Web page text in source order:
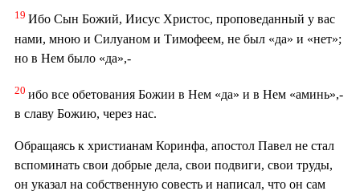
19 Ибо Сын Божий, Иисус Христос, проповеданный у вас
нами, мною и Силуаном и Тимофеем, не был «да» и «нет»;
но в Нем было «да»,-
20 ибо все обетования Божии в Нем «да» и в Нем «аминь»,-
в славу Божию, через нас.
Обращаясь к христианам Коринфа, апостол Павел не стал
вспоминать свои добрые дела, свои подвиги, свои труды,
он указал на собственную совесть и написал, что он сам